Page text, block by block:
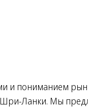
и пониманием
Шри-Ланки. Мы